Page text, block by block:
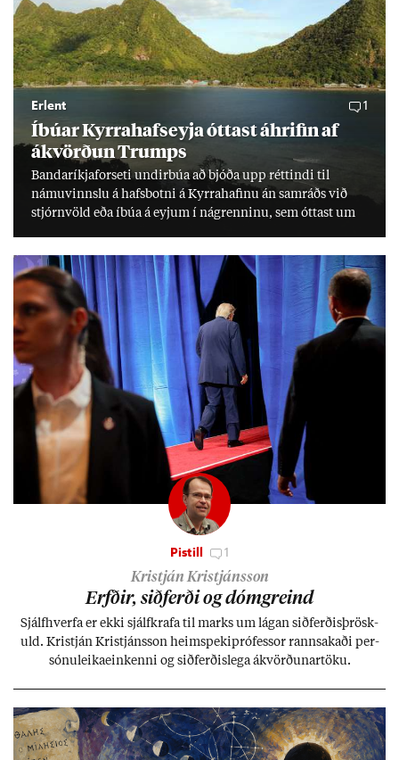
Erlent 1
Íbú­ar Kyrra­hafs­eyja ótt­ast áhrif­in af
ákvörð­un Trumps
Banda­ríkja­for­seti und­ir­búa að bjóða upp rétt­indi til
námu­vinnslu á hafs­botni á Kyrra­haf­inu án sam­ráðs við
stjórn­völd eða íbúa á eyj­um í ná­grenn­inu, sem ótt­ast um
Pistill 1
Kristján Kristjánsson
Erfð­ir, sið­ferði og dómgreind
Sjálf­hverfa er ekki sjálf­krafa til marks um lág­an sið­ferð­is­þrösk­
uld. Kristján Kristjáns­son heim­speki­pró­fess­or rann­sak­aði per­
sónu­leika­ein­kenni og sið­ferð­is­lega ákvörð­un­ar­töku.